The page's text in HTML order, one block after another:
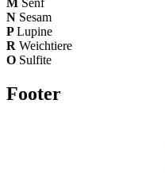
N Sesam
PLupine
R Weichtiere
O Sulfite
Footer